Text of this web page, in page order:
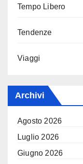
Tempo Libero
Tendenze
Viaggi
Archivi
Agosto 2026
Luglio 2026
Giugno 2026